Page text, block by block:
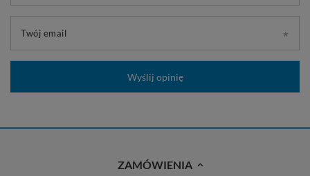
Twój email
Wyślij opinię
ZAMÓWIENIA